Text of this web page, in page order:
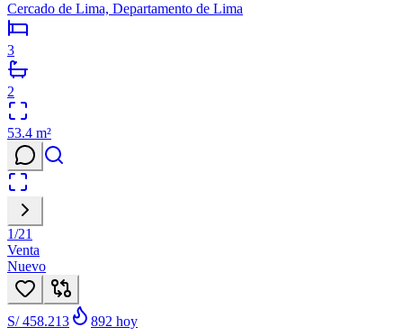
Cercado de Lima, Departamento de Lima
3
2
53.4 m²
1/21
Venta
Nuevo
S/ 458.213 892 hoy